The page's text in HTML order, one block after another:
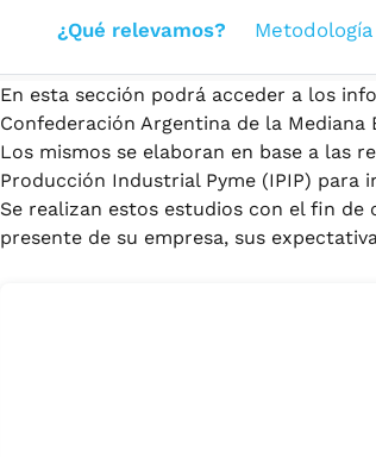
¿Qué relevamos? Metodología
En esta sección podrá acceder a los
Confederación Argentina de la Mediana
Los mismos se elaboran en base a las
Producción Industrial Pyme (IPIP) para
Se realizan estos estudios con el fin de
presente de su empresa, sus